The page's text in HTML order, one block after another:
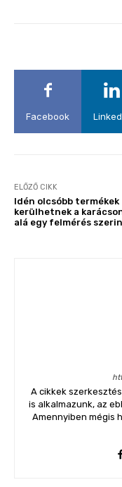
Facebook
ELŐZŐ CIKK
Idén olcsóbb termékek
kerülhetnek a
alá egy felmérés
A cikkek
is alkalmazunk, az
Amennyiben mégis